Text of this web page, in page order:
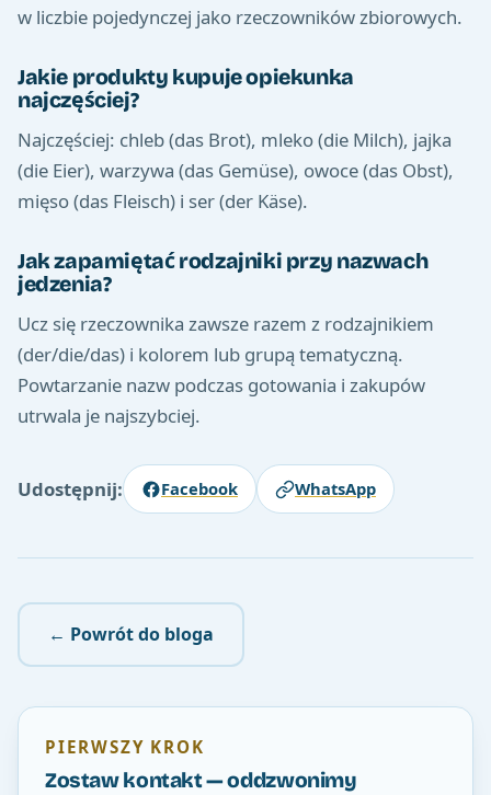
w liczbie pojedynczej jako rzeczowników zbiorowych.
Jakie produkty kupuje opiekunka
najczęściej?
Najczęściej: chleb (das Brot), mleko (die Milch), jajka
(die Eier), warzywa (das Gemüse), owoce (das Obst),
mięso (das Fleisch) i ser (der Käse).
Jak zapamiętać rodzajniki przy nazwach
jedzenia?
Ucz się rzeczownika zawsze razem z rodzajnikiem
(der/die/das) i kolorem lub grupą tematyczną.
Powtarzanie nazw podczas gotowania i zakupów
utrwala je najszybciej.
Udostępnij: Facebook WhatsApp
← Powrót do bloga
PIERWSZY KROK
Zostaw kontakt — oddzwonimy